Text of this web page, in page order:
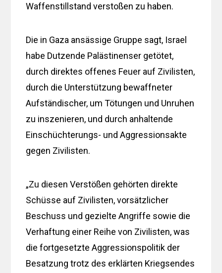
Waffenstillstand verstoßen zu haben.
Die in Gaza ansässige Gruppe sagt, Israel
habe Dutzende Palästinenser getötet,
durch direktes offenes Feuer auf Zivilisten,
durch die Unterstützung bewaffneter
Aufständischer, um Tötungen und Unruhen
zu inszenieren, und durch anhaltende
Einschüchterungs- und Aggressionsakte
gegen Zivilisten.
„Zu diesen Verstößen gehörten direkte
Schüsse auf Zivilisten, vorsätzlicher
Beschuss und gezielte Angriffe sowie die
Verhaftung einer Reihe von Zivilisten, was
die fortgesetzte Aggressionspolitik der
Besatzung trotz des erklärten Kriegsendes